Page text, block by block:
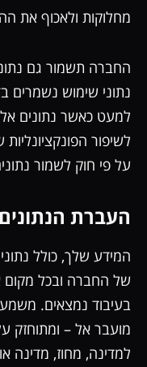
מחלוקות ולאכוף את
החברה תשמור גם
נתוני שימוש נשמרים
למעט כאשר נתונים
לשיפור
על פי חוק לשמור
העברת
המידע שלך, כולל
של החברה ובכל מקום
בעיבוד נמצאים.
מועבר אל – ומתוחזק
למדינה, מחוז, מדינה